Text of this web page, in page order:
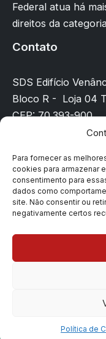
Para fornecer as
cookies para armazenar
consentimento para
dados como
site. Não consentir ou
negativamente certos
Política de
Federal atua há
direitos da
Contato
SDS Edifício
Bloco R - Loja 04
CEP: 70.393-900
Copyright ©